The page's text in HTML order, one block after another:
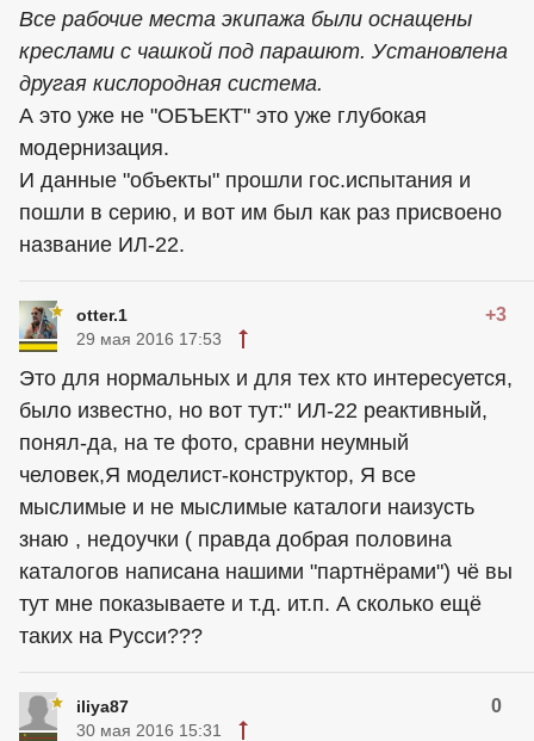
Все рабочие места экипажа были оснащены
креслами с чашкой под парашют. Установлена
другая кислородная система.
А это уже не "ОБЪЕКТ" это уже глубокая
модернизация.
И данные "объекты" прошли гос.испытания и
пошли в серию, и вот им был как раз присвоено
название ИЛ-22.
otter.1 +3
29 мая 2016 17:53
Это для нормальных и для тех кто интересуется,
было известно, но вот тут:" ИЛ-22 реактивный,
понял-да, на те фото, сравни неумный
человек,Я моделист-конструктор, Я все
мыслимые и не мыслимые каталоги наизусть
знаю , недоучки ( правда добрая половина
каталогов написана нашими "партнёрами") чё вы
тут мне показываете и т.д. ит.п. А сколько ещё
таких на Русси???
iliya87 0
30 мая 2016 15:31